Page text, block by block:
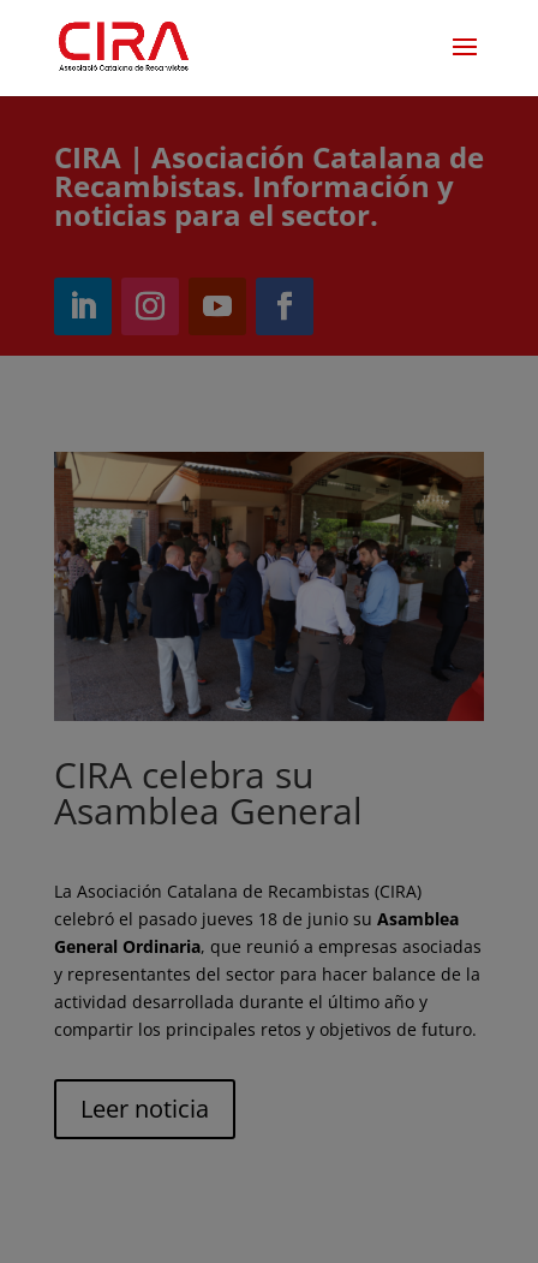
CIRA | Asociación Catalana de
Recambistas. Información y
noticias para el sector.
CIRA celebra su
Asamblea General
La Asociación Catalana de Recambistas (CIRA)
celebró el pasado jueves 18 de junio su Asamblea
General Ordinaria, que reunió a empresas asociadas
y representantes del sector para hacer balance de la
actividad desarrollada durante el último año y
compartir los principales retos y objetivos de futuro.
Leer noticia